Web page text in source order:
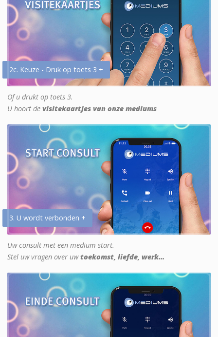
2c. Keuze - Druk op toets 3 +
Of u drukt op toets 3.
U hoort de visitekaartjes van onze mediums
3. U wordt verbonden +
Uw consult met een medium start.
Stel uw vragen over uwtoekomst, liefde, werk...